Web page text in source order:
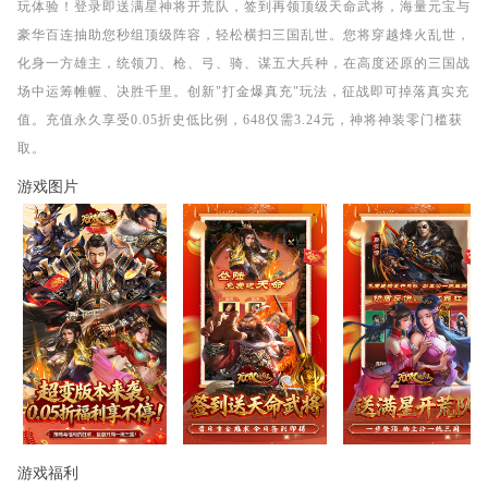
玩体验！登录即送满星神将开荒队，签到再领顶级天命武将，海量元宝与
豪华百连抽助您秒组顶级阵容，轻松横扫三国乱世。您将穿越烽火乱世，
化身一方雄主，统领刀、枪、弓、骑、谋五大兵种，在高度还原的三国战
场中运筹帷幄、决胜千里。创新"打金爆真充"玩法，征战即可掉落真实充
值。充值永久享受0.05折史低比例，648仅需3.24元，神将神装零门槛获
取。
游戏图片
游戏福利